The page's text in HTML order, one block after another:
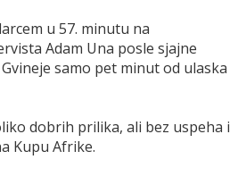
u 57. minutu na
Adam Una posle sjajne
samo pet minut od ulaska
dobrih prilika, ali bez uspeha i
Kupu Afrike.